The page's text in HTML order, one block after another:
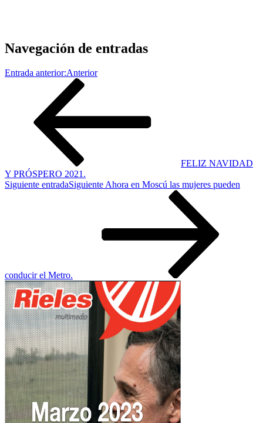
Navegación de entradas
Entrada anterior:Anterior
FELIZ NAVIDAD
Y PRÓSPERO 2021.
Siguiente entradaSiguienteAhora en Moscú las mujeres pueden
conducir el Metro.